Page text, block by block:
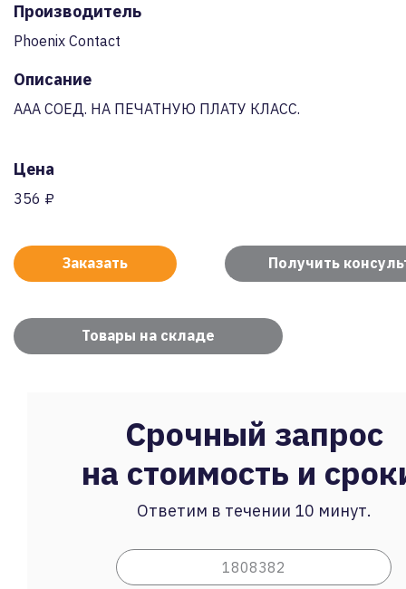
Производитель
Phoenix Contact
Описание
AAA СОЕД. НА ПЕЧАТНУЮ ПЛАТУ КЛАСС.
Цена
356 ₽
Заказать Получить
Товары на складе
Срочный запрос
на стоимость и
Ответим в течении 10 минут.